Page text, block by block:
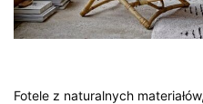
Fotele z naturalnych